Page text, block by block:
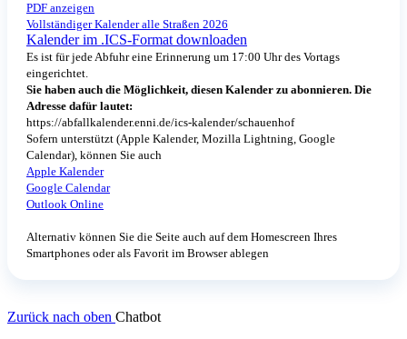
PDF anzeigen
Vollständiger Kalender alle Straßen 2026
Kalender im .ICS-Format downloaden
Es ist für jede Abfuhr eine Erinnerung um 17:00 Uhr des Vortags
eingerichtet.
Sie haben auch die Möglichkeit, diesen Kalender zu abonnieren. Die
Adresse dafür lautet:
https://abfallkalender.enni.de/ics-kalender/schauenhof
Sofern unterstützt (Apple Kalender, Mozilla Lightning, Google
Calendar), können Sie auch
Apple Kalender
Google Calendar
Outlook Online
Alternativ können Sie die Seite auch auf dem Homescreen Ihres
Smartphones oder als Favorit im Browser ablegen
Zurück nach oben Chatbot